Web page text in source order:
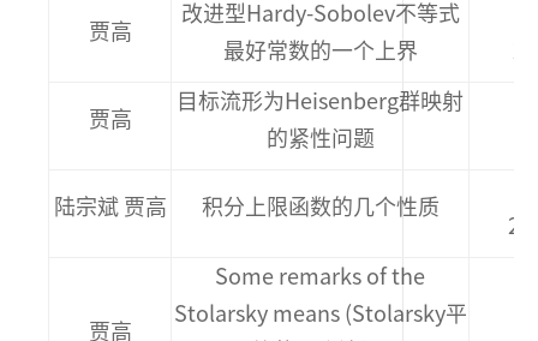
贾高
改进型Hardy-Sobolev不等式
最好常数的一个上界
贾高
目标流形为Heisenberg群映射
的紧性问题
陆宗斌 贾高
积分上限函数的几个性质
贾高
Some remarks of the
Stolarsky means (Stolarsky平